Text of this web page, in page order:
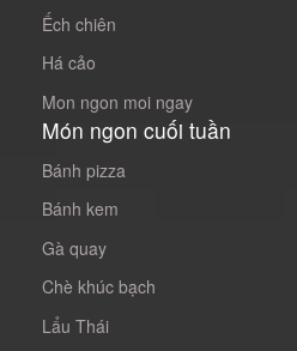
Ếch chiên
Há cảo
Mon ngon moi ngay
Món ngon cuối tuần
Bánh pizza
Bánh kem
Gà quay
Chè khúc bạch
Lẩu Thái